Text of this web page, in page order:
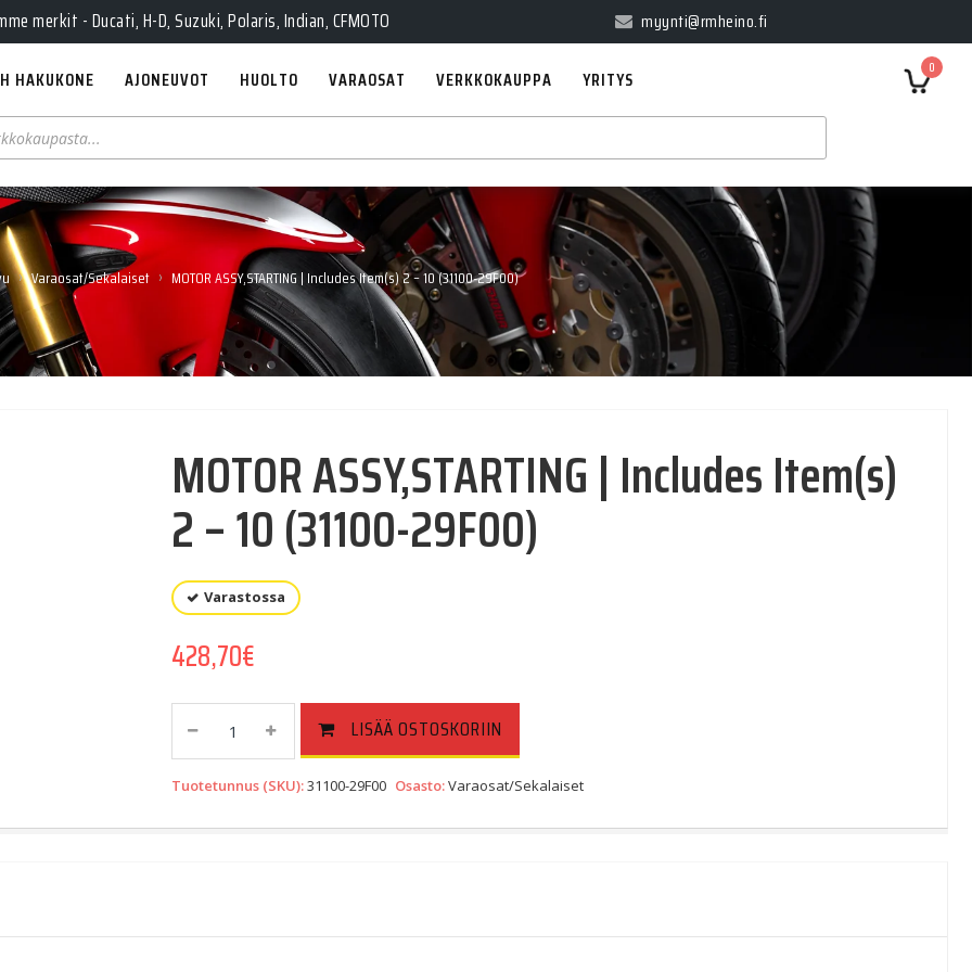
merkit - Ducati, H-D, Suzuki, Polaris, Indian, CFMOTO myynti@rmheino.fi
0
HAKUKONE AJONEUVOT HUOLTO VARAOSAT VERKKOKAUPPA YRITYS
› Varaosat/Sekalaiset › MOTOR ASSY,STARTING | Includes Item(s) 2 – 10 (31100-29F00)
MOTOR ASSY,STARTING | Includes Item(s)
2 – 10 (31100-29F00)
Varastossa
428,70€
MOTOR
ASSY,STARTING
Includes
2
LISÄÄ OSTOSKORIIN
Tuotetunnus (SKU):31100-29F00 Osasto:Varaosat/Sekalaiset